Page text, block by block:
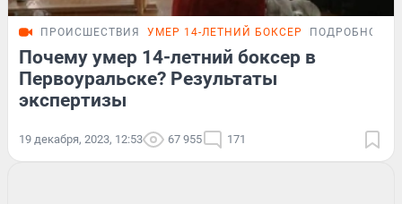
ПРОИСШЕСТВИЯ УМЕР 14-ЛЕТНИЙ БОКСЕР ПОДРОБНОСТИ
Почему умер 14-летний боксер в
Первоуральске? Результаты
экспертизы
19 декабря, 2023, 12:53 67 955 171